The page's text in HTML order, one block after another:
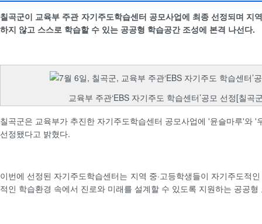
칠곡군이 교육부 주관 자기주도학습센터 공모사업에 최종 선정되며 지
하지 않고 스스로 학습할 수 있는 공공형 학습공간 조성에 본격 나선다.
교육부 주관‘EBS 자기주도 학습센터’공모 선정[칠곡
칠곡군은 교육부가 추진한 자기주도학습센터 공모사업에 '윤슬마루'와 '
선정됐다고 밝혔다.
이번에 선정된 자기주도학습센터는 지역 중·고등학생들이 자기주도적
적인 학습환경 속에서 진로와 미래를 설계할 수 있도록 지원하는 공공